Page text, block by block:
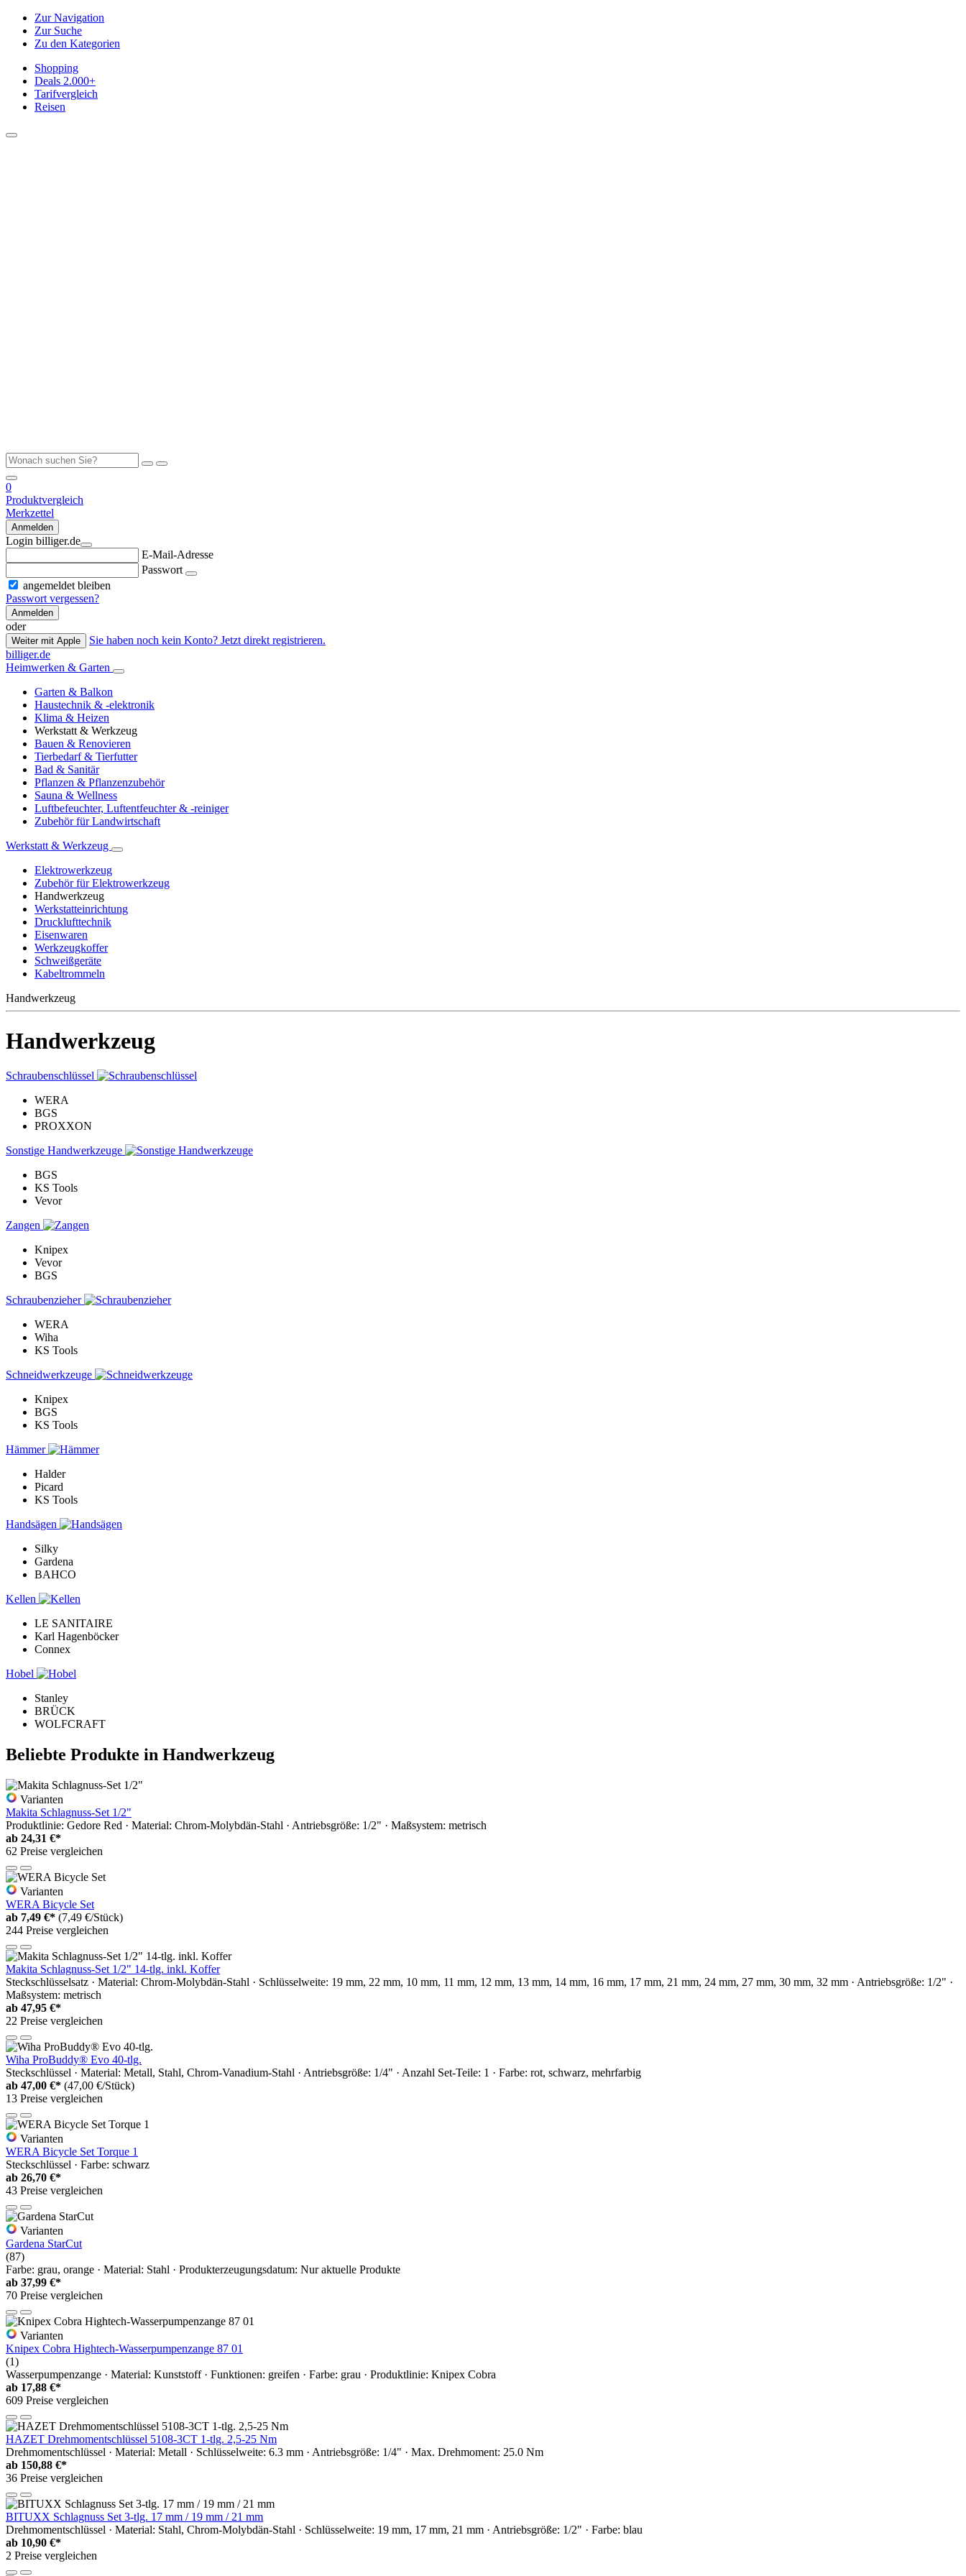
Zur Navigation
Zur Suche
Zu den Kategorien
Shopping
Deals 2.000+
Tarifvergleich
Reisen
0
Produktvergleich
Merkzettel
Anmelden
Login billiger.de
E-Mail-Adresse
Passwort
angemeldet bleiben
Passwort vergessen?
Anmelden
oder
Weiter mit Apple
Sie haben noch kein Konto? Jetzt direkt registrieren.
billiger.de
Heimwerken & Garten
Garten & Balkon
Haustechnik & -elektronik
Klima & Heizen
Werkstatt & Werkzeug
Bauen & Renovieren
Tierbedarf & Tierfutter
Bad & Sanitär
Pflanzen & Pflanzenzubehör
Sauna & Wellness
Luftbefeuchter, Luftentfeuchter & -reiniger
Zubehör für Landwirtschaft
Werkstatt & Werkzeug
Elektrowerkzeug
Zubehör für Elektrowerkzeug
Handwerkzeug
Werkstatteinrichtung
Drucklufttechnik
Eisenwaren
Werkzeugkoffer
Schweißgeräte
Kabeltrommeln
Handwerkzeug
Handwerkzeug
Schraubenschlüssel
WERA
BGS
PROXXON
Sonstige Handwerkzeuge
BGS
KS Tools
Vevor
Zangen
Knipex
Vevor
BGS
Schraubenzieher
WERA
Wiha
KS Tools
Schneidwerkzeuge
Knipex
BGS
KS Tools
Hämmer
Halder
Picard
KS Tools
Handsägen
Silky
Gardena
BAHCO
Kellen
LE SANITAIRE
Karl Hagenböcker
Connex
Hobel
Stanley
BRÜCK
WOLFCRAFT
Beliebte Produkte in Handwerkzeug
Varianten
Makita Schlagnuss-Set 1/2"
Produktlinie: Gedore Red · Material: Chrom-Molybdän-Stahl · Antriebsgröße: 1/2" · Maßsystem: metrisch
ab 24,31 €*
62 Preise vergleichen
Varianten
WERA Bicycle Set
ab 7,49 €* (7,49 €/Stück)
244 Preise vergleichen
Makita Schlagnuss-Set 1/2" 14-tlg. inkl. Koffer
Steckschlüsselsatz · Material: Chrom-Molybdän-Stahl · Schlüsselweite: 19 mm, 22 mm, 10 mm, 11 mm, 12 mm, 13 mm, 14 mm, 16 mm, 17 mm, 21 mm, 24 mm, 27 mm, 30 mm, 32 mm · Antriebsgröße: 1/2" ·
Maßsystem: metrisch
ab 47,95 €*
22 Preise vergleichen
Wiha ProBuddy® Evo 40-tlg.
Steckschlüssel · Material: Metall, Stahl, Chrom-Vanadium-Stahl · Antriebsgröße: 1/4" · Anzahl Set-Teile: 1 · Farbe: rot, schwarz, mehrfarbig
ab 47,00 €* (47,00 €/Stück)
13 Preise vergleichen
Varianten
WERA Bicycle Set Torque 1
Steckschlüssel · Farbe: schwarz
ab 26,70 €*
43 Preise vergleichen
Varianten
Gardena StarCut
(87)
Farbe: grau, orange · Material: Stahl · Produkterzeugungsdatum: Nur aktuelle Produkte
ab 37,99 €*
70 Preise vergleichen
Varianten
Knipex Cobra Hightech-Wasserpumpenzange 87 01
(1)
Wasserpumpenzange · Material: Kunststoff · Funktionen: greifen · Farbe: grau · Produktlinie: Knipex Cobra
ab 17,88 €*
609 Preise vergleichen
HAZET Drehmomentschlüssel 5108-3CT 1-tlg. 2,5-25 Nm
Drehmomentschlüssel · Material: Metall · Schlüsselweite: 6.3 mm · Antriebsgröße: 1/4" · Max. Drehmoment: 25.0 Nm
ab 150,88 €*
36 Preise vergleichen
BITUXX Schlagnuss Set 3-tlg. 17 mm / 19 mm / 21 mm
Drehmomentschlüssel · Material: Stahl, Chrom-Molybdän-Stahl · Schlüsselweite: 19 mm, 17 mm, 21 mm · Antriebsgröße: 1/2" · Farbe: blau
ab 10,90 €*
2 Preise vergleichen